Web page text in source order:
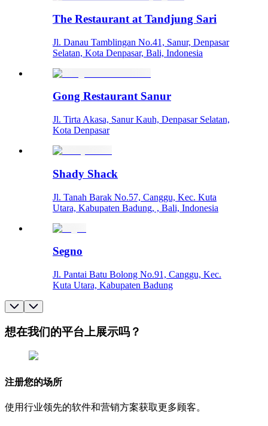
The Restaurant at Tandjung Sari
Jl. Danau Tamblingan No.41, Sanur, Denpasar
Selatan, Kota Denpasar, Bali, Indonesia
Gong Restaurant Sanur
Jl. Tirta Akasa, Sanur Kauh, Denpasar Selatan,
Kota Denpasar
Shady Shack
Jl. Tanah Barak No.57, Canggu, Kec. Kuta
Utara, Kabupaten Badung, , Bali, Indonesia
Segno
Jl. Pantai Batu Bolong No.91, Canggu, Kec.
Kuta Utara, Kabupaten Badung
想在我们的平台上展示吗？
注册您的场所
使用行业领先的软件和营销方案获取更多顾客。